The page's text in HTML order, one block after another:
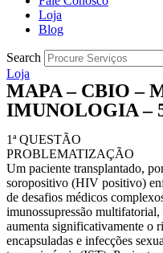
Loja
Blog
Search
Loja
MAPA – CBIO –
IMUNOLOGIA –
1ª QUESTÃO
PROBLEMATIZAÇÃO
Um paciente transplantado,
soropositivo (HIV positivo)
de desafios médicos
imunossupressão multifatorial,
aumenta significativamente o
encapsuladas e infecções